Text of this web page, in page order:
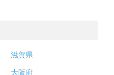
滋賀県
大阪府